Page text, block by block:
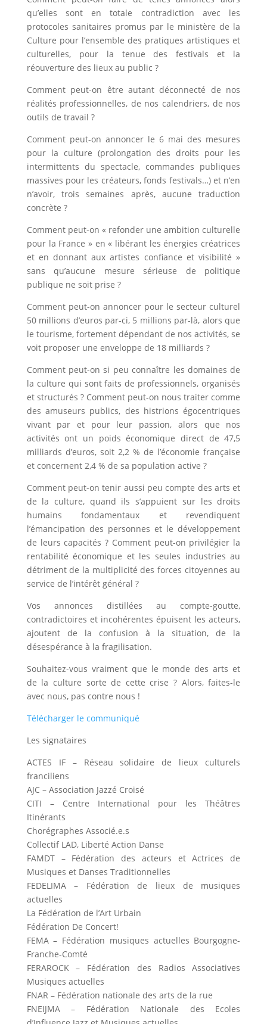
qu’elles sont en totale contradiction avec les
protocoles sanitaires promus par le ministère de la
Culture pour l’ensemble des pratiques artistiques et
culturelles, pour la tenue des festivals et la
réouverture des lieux au public ?
Comment peut-on être autant déconnecté de nos
réalités professionnelles, de nos calendriers, de nos
outils de travail ?
Comment peut-on annoncer le 6 mai des mesures
pour la culture (prolongation des droits pour les
intermittents du spectacle, commandes publiques
massives pour les créateurs, fonds festivals…) et n’en
n’avoir, trois semaines après, aucune traduction
concrète ?
Comment peut-on « refonder une ambition culturelle
pour la France » en « libérant les énergies créatrices
et en donnant aux artistes confiance et visibilité »
sans qu’aucune mesure sérieuse de politique
publique ne soit prise ?
Comment peut-on annoncer pour le secteur culturel
50 millions d’euros par-ci, 5 millions par-là, alors que
le tourisme, fortement dépendant de nos activités, se
voit proposer une enveloppe de 18 milliards ?
Comment peut-on si peu connaître les domaines de
la culture qui sont faits de professionnels, organisés
et structurés ? Comment peut-on nous traiter comme
des amuseurs publics, des histrions égocentriques
vivant par et pour leur passion, alors que nos
activités ont un poids économique direct de 47,5
milliards d’euros, soit 2,2 % de l’économie française
et concernent 2,4 % de sa population active ?
Comment peut-on tenir aussi peu compte des arts et
de la culture, quand ils s’appuient sur les droits
humains fondamentaux et revendiquent
l’émancipation des personnes et le développement
de leurs capacités ? Comment peut-on privilégier la
rentabilité économique et les seules industries au
détriment de la multiplicité des forces citoyennes au
service de l’intérêt général ?
Vos annonces distillées au compte-goutte,
contradictoires et incohérentes épuisent les acteurs,
ajoutent de la confusion à la situation, de la
désespérance à la fragilisation.
Souhaitez-vous vraiment que le monde des arts et
de la culture sorte de cette crise ? Alors, faites-le
avec nous, pas contre nous !
Télécharger le communiqué
Les signataires
ACTES IF – Réseau solidaire de lieux culturels
franciliens
AJC – Association Jazzé Croisé
CITI – Centre International pour les Théâtres
Itinérants
Chorégraphes Associé.e.s
Collectif LAD, Liberté Action Danse
FAMDT – Fédération des acteurs et Actrices de
Musiques et Danses Traditionnelles
FEDELIMA – Fédération de lieux de musiques
actuelles
La Fédération de l’Art Urbain
Fédération De Concert!
FEMA – Fédération musiques actuelles Bourgogne-
Franche-Comté
FERAROCK – Fédération des Radios Associatives
Musiques actuelles
FNAR – Fédération nationale des arts de la rue
FNEIJMA – Fédération Nationale des Ecoles